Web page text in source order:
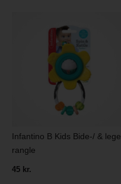
Infantino B Kids Bide-/ & lege
rangle
45 kr.